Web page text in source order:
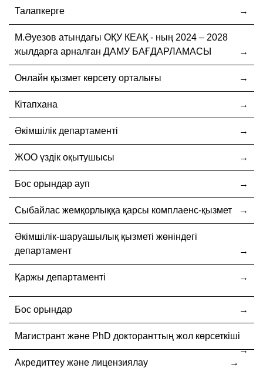
Талапкерге
М.Әуезов атындағы ОҚУ КЕАҚ - ның 2024 – 2028
жылдарға арналған ДАМУ БАҒДАРЛАМАСЫ
Онлайн қызмет көрсету орталығы
Кітапхана
Әкімшілік департаменті
ЖОО үздік оқытушысы
Бос орындар ауп
Cыбайлас жемқорлыққа қарсы комплаенс-қызмет
Әкімшілік-шаруашылық қызметі жөніндегі
департамент
Қаржы департаменті
Бос орындар
Магистрант және PhD докторанттың жол көрсеткіші
Акредиттеу және лицензиялау